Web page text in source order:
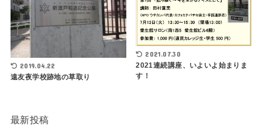
2019.04.22
遠友夜学校跡地の草取り
2021.07.30
2021連続講座、いよいよ始まりま
す！
最新投稿